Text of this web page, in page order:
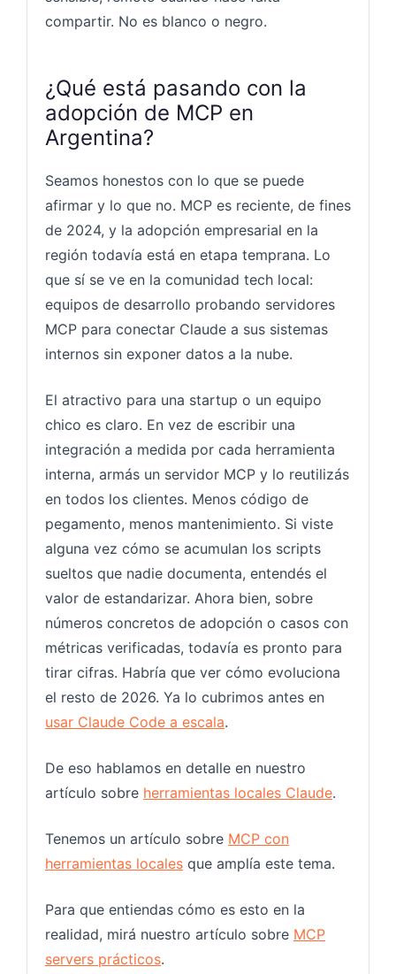
compartir. No es blanco o negro.
¿Qué está pasando con la
adopción de MCP en
Argentina?
Seamos honestos con lo que se puede
afirmar y lo que no. MCP es reciente, de fines
de 2024, y la adopción empresarial en la
región todavía está en etapa temprana. Lo
que sí se ve en la comunidad tech local:
equipos de desarrollo probando servidores
MCP para conectar Claude a sus sistemas
internos sin exponer datos a la nube.
El atractivo para una startup o un equipo
chico es claro. En vez de escribir una
integración a medida por cada herramienta
interna, armás un servidor MCP y lo reutilizás
en todos los clientes. Menos código de
pegamento, menos mantenimiento. Si viste
alguna vez cómo se acumulan los scripts
sueltos que nadie documenta, entendés el
valor de estandarizar. Ahora bien, sobre
números concretos de adopción o casos con
métricas verificadas, todavía es pronto para
tirar cifras. Habría que ver cómo evoluciona
el resto de 2026. Ya lo cubrimos antes en
usar Claude Code a escala.
De eso hablamos en detalle en nuestro
artículo sobre herramientas locales Claude.
Tenemos un artículo sobre MCP con
herramientas locales que amplía este tema.
Para que entiendas cómo es esto en la
realidad, mirá nuestro artículo sobre MCP
servers prácticos.